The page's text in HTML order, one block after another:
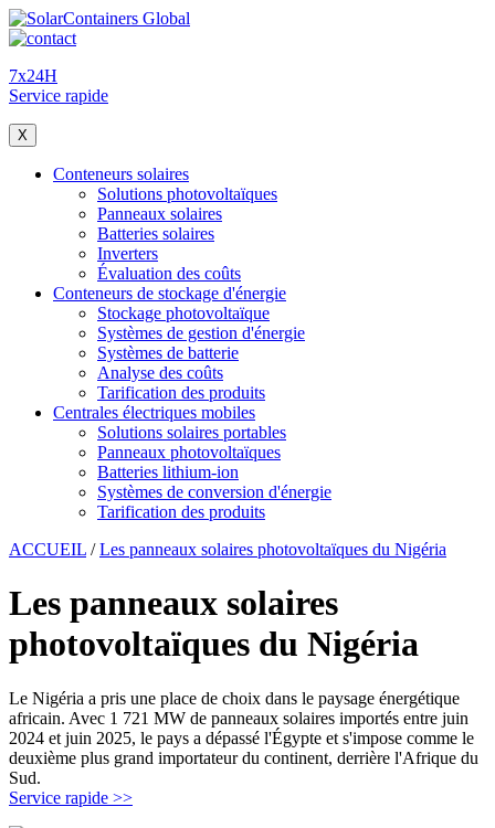
7x24H
Service rapide
X
Conteneurs solaires
Solutions photovoltaïques
Panneaux solaires
Batteries solaires
Inverters
Évaluation des coûts
Conteneurs de stockage d'énergie
Stockage photovoltaïque
Systèmes de gestion d'énergie
Systèmes de batterie
Analyse des coûts
Tarification des produits
Centrales électriques mobiles
Solutions solaires portables
Panneaux photovoltaïques
Batteries lithium-ion
Systèmes de conversion d'énergie
Tarification des produits
ACCUEIL /Les panneaux solaires photovoltaïques du Nigéria
Les panneaux solaires
photovoltaïques du Nigéria
Le Nigéria a pris une place de choix dans le paysage énergétique
africain. Avec 1 721 MW de panneaux solaires importés entre juin
2024 et juin 2025, le pays a dépassé l'Égypte et s'impose comme le
deuxième plus grand importateur du continent, derrière l'Afrique du
Sud.
Service rapide >>